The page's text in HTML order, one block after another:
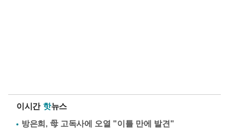
이시간 핫뉴스
방은희, 母 고독사에 오열 "이틀 만에 발견"